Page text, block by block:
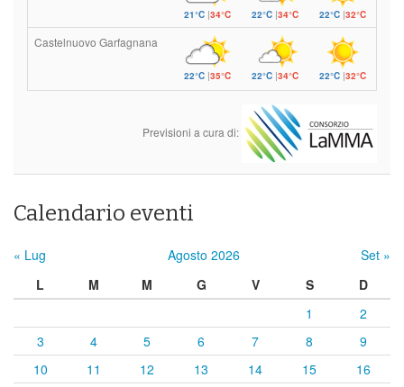
21°C|34°C 22°C|34°C 22°C |32°C
Castelnuovo Garfagnana
22°C|35°C 22°C|34°C 22°C |32°C
Previsioni a cura di:
Calendario eventi
« Lug Agosto 2026
Set »
L
M M G V S
D
1
2
3
4 5 6 7 8
9
10
11 12 13 14 15
16